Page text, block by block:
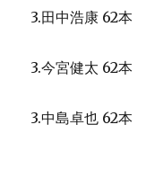
3.田中浩康 62本
3.今宮健太 62本
3.中島卓也 62本